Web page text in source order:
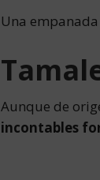
Una
Aunque de
incontables